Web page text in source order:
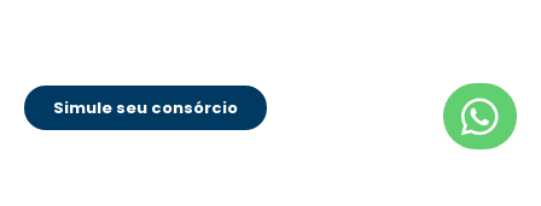
Simule seu consórcio